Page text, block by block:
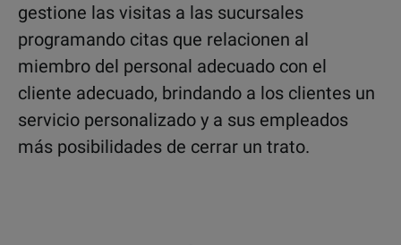
gestione las visitas a las sucursales
programando citas que relacionen al
miembro del personal adecuado con el
cliente adecuado, brindando a los clientes un
servicio personalizado y a sus empleados
más posibilidades de cerrar un trato.